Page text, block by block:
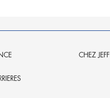
CHEZ JEFF